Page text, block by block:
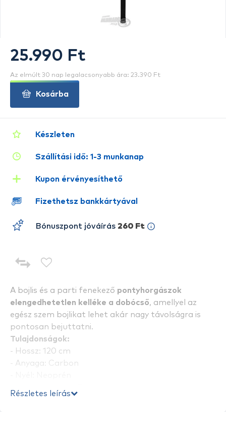
A bojlis és a parti fenekező pontyhorgászok
elengedhetetlen kelléke a dobócső, amellyel az
egész szem bojlikat lehet akár nagy távolságra is
pontosan bejuttatni.
Tulajdonságok:
- Hossz: 120 cm
- Anyaga: Carbon
Részletes leírás
Készleten
Szállítási idő: 1-3 munkanap
Kupon érvényesíthető
Fizethetsz bankkártyával
Bónuszpont jóváírás 260 Ft
25.990 Ft
Az elmúlt 30 nap legalacsonyabb ára: 23.390 Ft
Kosárba